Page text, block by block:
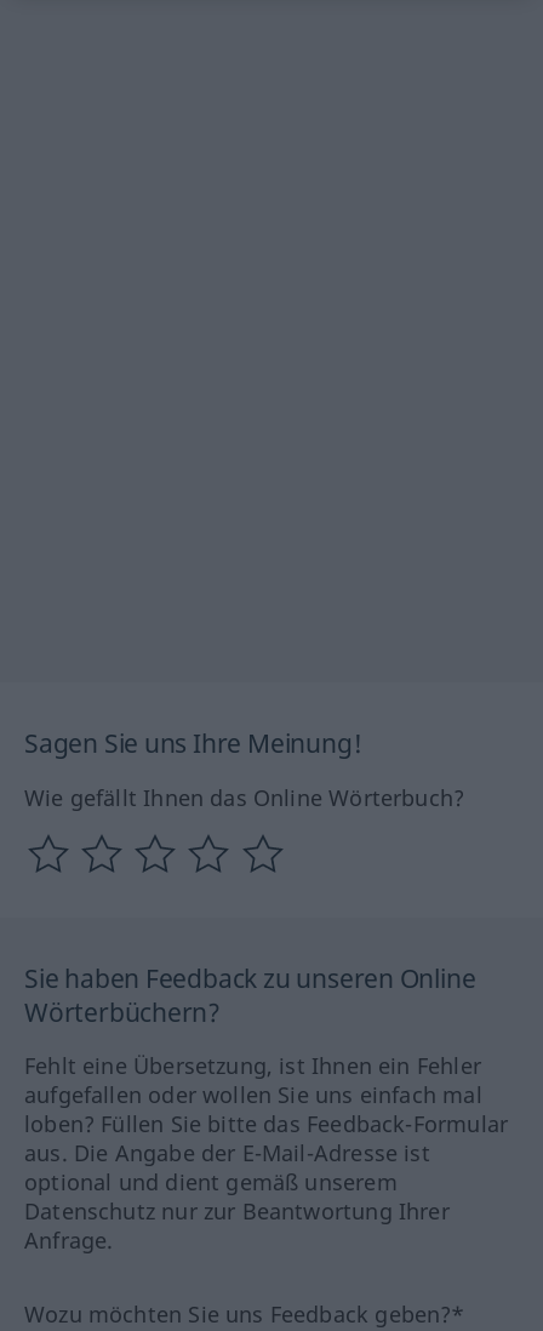
Sagen Sie uns Ihre Meinung!
Wie gefällt Ihnen das Online Wörterbuch?
Sie haben Feedback zu unseren Online
Wörterbüchern?
Fehlt eine Übersetzung, ist Ihnen ein Fehler
aufgefallen oder wollen Sie uns einfach mal
loben? Füllen Sie bitte das Feedback-Formular
aus. Die Angabe der E-Mail-Adresse ist
optional und dient gemäß unserem
Datenschutz nur zur Beantwortung Ihrer
Anfrage.
Wozu möchten Sie uns Feedback geben?*